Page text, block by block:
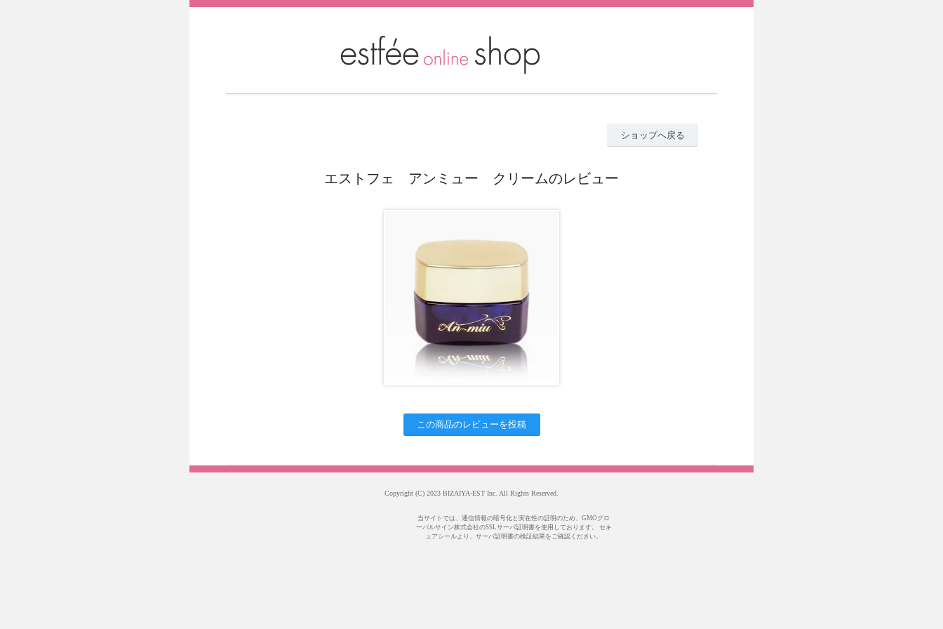
ショップへ戻る
エストフェ アンミュー クリームのレビュー
この商品のレビューを投稿
Copyright (C) 2023 BIZAIYA-EST Inc. All Rights Reserved.
当サイトでは、通信情報の暗号化と実在性の証明のため、GMOグロ
ーバルサイン株式会社のSSLサーバ証明書を使用しております。 セキ
ュアシールより、サーバ証明書の検証結果をご確認ください。